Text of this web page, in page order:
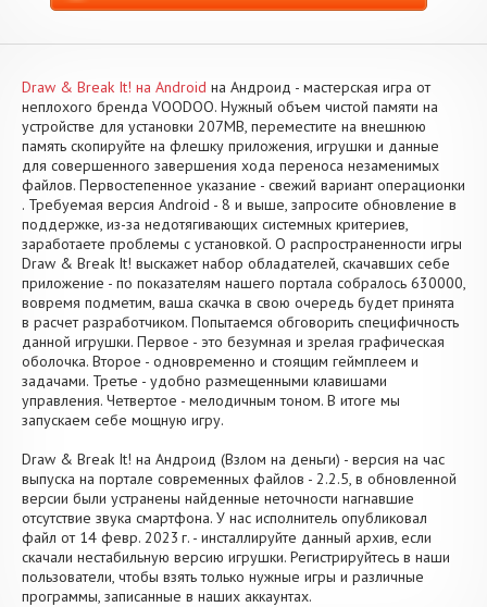
Draw & Break It! на Android на Андроид - мастерская игра от
неплохого бренда VOODOO. Нужный объем чистой памяти на
устройстве для установки 207MB, переместите на внешнюю
память скопируйте на флешку приложения, игрушки и данные
для совершенного завершения хода переноса незаменимых
файлов. Первостепенное указание - свежий вариант операционки
. Требуемая версия Android - 8 и выше, запросите обновление в
поддержке, из-за недотягивающих системных критериев,
заработаете проблемы с установкой. О распространенности игры
Draw & Break It! выскажет набор обладателей, скачавших себе
приложение - по показателям нашего портала собралось 630000,
вовремя подметим, ваша скачка в свою очередь будет принята
в расчет разработчиком. Попытаемся обговорить специфичность
данной игрушки. Первое - это безумная и зрелая графическая
оболочка. Второе - одновременно и стоящим геймплеем и
задачами. Третье - удобно размещенными клавишами
управления. Четвертое - мелодичным тоном. В итоге мы
запускаем себе мощную игру.
Draw & Break It! на Андроид (Взлом на деньги) - версия на час
выпуска на портале современных файлов - 2.2.5, в обновленной
версии были устранены найденные неточности нагнавшие
отсутствие звука смартфона. У нас исполнитель опубликовал
файл от 14 февр. 2023 г. - инсталлируйте данный архив, если
скачали нестабильную версию игрушки. Регистрируйтесь в наши
пользователи, чтобы взять только нужные игры и различные
программы, записанные в наших аккаунтах.